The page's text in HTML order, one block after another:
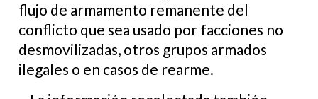
flujo de armamento remanente del
conflicto que sea usado por facciones no
desmovilizadas, otros grupos armados
ilegales o en casos de rearme.